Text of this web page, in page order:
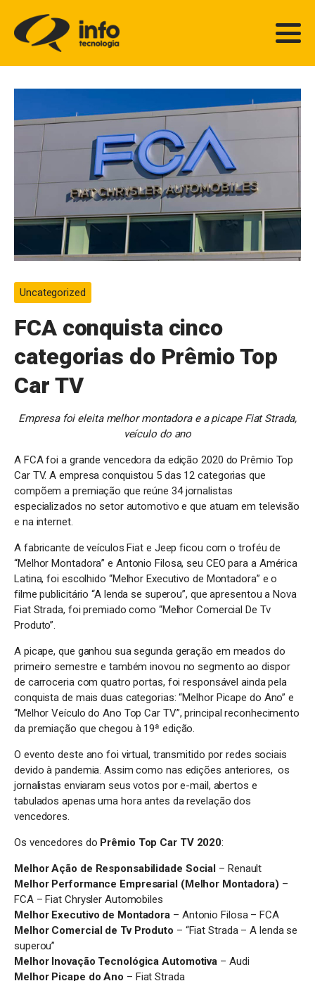
Uncategorized
FCA conquista cinco
categorias do Prêmio Top
Car TV
Empresa foi eleita melhor montadora e a picape Fiat Strada,
veículo do ano
A FCA foi a grande vencedora da edição 2020 do Prêmio Top
Car TV. A empresa conquistou 5 das 12 categorias que
compõem a premiação que reúne 34 jornalistas
especializados no setor automotivo e que atuam em televisão
e na internet.
A fabricante de veículos Fiat e Jeep ficou com o troféu de
“Melhor Montadora” e Antonio Filosa, seu CEO para a América
Latina, foi escolhido “Melhor Executivo de Montadora” e o
filme publicitário “A lenda se superou”, que apresentou a Nova
Fiat Strada, foi premiado como “Melhor Comercial De Tv
Produto”.
A picape, que ganhou sua segunda geração em meados do
primeiro semestre e também inovou no segmento ao dispor
de carroceria com quatro portas, foi responsável ainda pela
conquista de mais duas categorias: “Melhor Picape do Ano” e
“Melhor Veículo do Ano Top Car TV”, principal reconhecimento
da premiação que chegou à 19ª edição.
O evento deste ano foi virtual, transmitido por redes sociais
devido à pandemia. Assim como nas edições anteriores, os
jornalistas enviaram seus votos por e-mail, abertos e
tabulados apenas uma hora antes da revelação dos
vencedores.
Os vencedores do Prêmio Top Car TV 2020:
Melhor Ação de Responsabilidade Social – Renault
Melhor Performance Empresarial (Melhor Montadora) –
FCA – Fiat Chrysler Automobiles
Melhor Executivo de Montadora – Antonio Filosa – FCA
Melhor Comercial de Tv Produto – “Fiat Strada – A lenda se
superou”
Melhor Inovação Tecnológica Automotiva – Audi
Melhor Picape do Ano – Fiat Strada